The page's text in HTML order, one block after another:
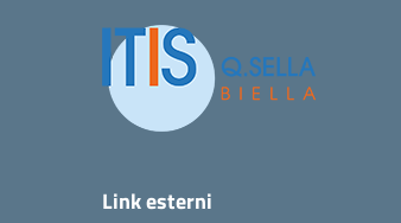
Link esterni